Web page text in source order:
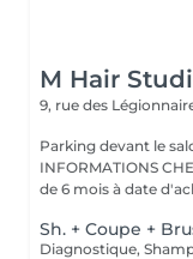
M Hair
9, rue des
Parking devant le
INFORMATIONS CHEQUES
de 6 mois à date
Sh. + Coupe +